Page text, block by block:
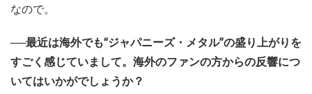
なので。
──最近は海外でも“ジャパニーズ・メタル”の盛り上がりを
すごく感じていまして。海外のファンの方からの反響につ
いてはいかがでしょうか？